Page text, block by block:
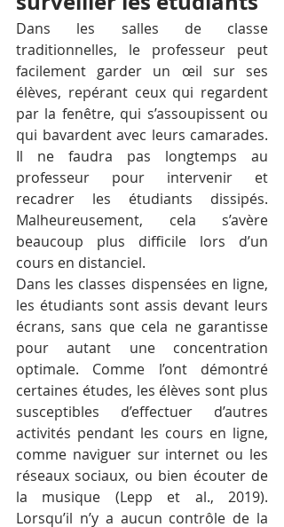
Dans les salles de classe
traditionnelles, le professeur peut
facilement garder un œil sur ses
élèves, repérant ceux qui regardent
par la fenêtre, qui s’assoupissent ou
qui bavardent avec leurs camarades.
Il ne faudra pas longtemps au
professeur pour intervenir et
recadrer les étudiants dissipés.
Malheureusement, cela s’avère
beaucoup plus difficile lors d’un
cours en distanciel.
Dans les classes dispensées en ligne,
les étudiants sont assis devant leurs
écrans, sans que cela ne garantisse
pour autant une concentration
optimale. Comme l’ont démontré
certaines études, les élèves sont plus
susceptibles d’effectuer d’autres
activités pendant les cours en ligne,
comme naviguer sur internet ou les
réseaux sociaux, ou bien écouter de
la musique (Lepp et al., 2019).
Lorsqu’il n’y a aucun contrôle de la